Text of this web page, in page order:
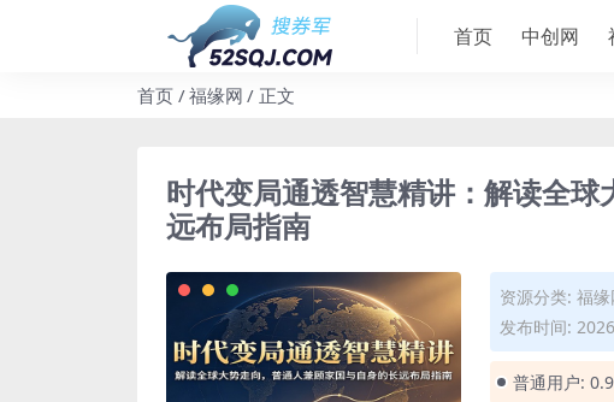
首页 中创网
首页 福缘网 正文
时代变局通透智慧精讲：解读全
远布局指南
资源分类: 福缘
发布时间:
普通用户: